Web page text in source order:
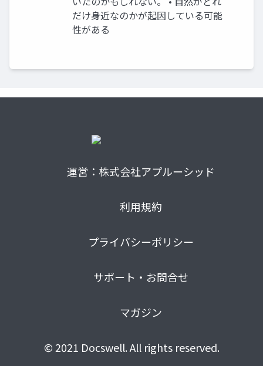
だけ身近なのかが起因している可能
性がある
運営：株式会社アプルーシッド
利用規約
プライバシーポリシー
サポート・お問合せ
マガジン
© 2021 Docswell. All rights reserved.